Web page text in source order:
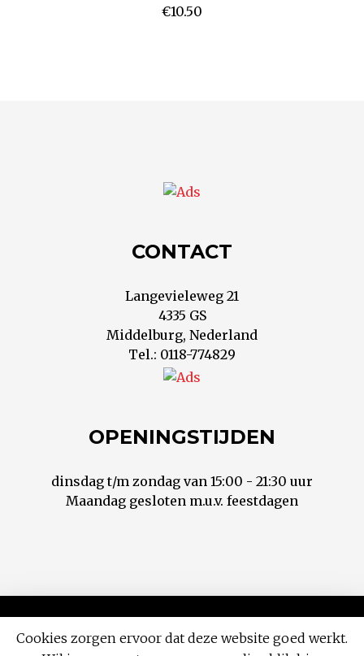
€10.50
CONTACT
Langevieleweg 21
4335 GS
Middelburg, Nederland
Tel.: 0118-774829
OPENINGSTIJDEN
dinsdag t/m zondag van 15:00 - 21:30 uur
Maandag gesloten m.u.v. feestdagen
Contact
Voorwaarden
© 2018 Hontoni Sushi
Cookies zorgen ervoor dat deze website goed werkt.